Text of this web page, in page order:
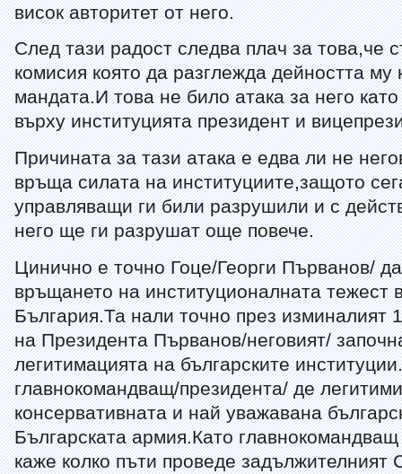
висок авторитет от него.
След тази радост следва плач за това,че
комисия която да разглежда дейността му
мандата.И това не било атака за него
върху институцията президент и
Причината за тази атака е едва ли не
връща силата на институциите,защото
управляващи ги били разрушили и с
него ще ги разрушат още повече.
Цинично е точно Гоце/Георги Първанов/
връщането на институционалната тежест
България.Та нали точно през изминалият
на Президента Първанов/неговият/
легитимацията на българските
главнокомандващ/президента/ де
консервативната и най уважавана
Българската армия.Като
каже колко пъти проведе задължителният